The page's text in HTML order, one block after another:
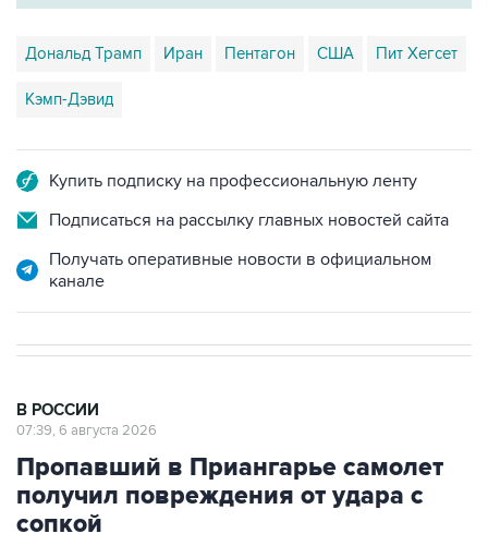
Дональд Трамп Иран Пентагон США Пит Хегсет
Кэмп-Дэвид
Купить подписку на профессиональную ленту
Подписаться на рассылку главных новостей сайта
Получать оперативные новости в официальном
канале
В РОССИИ
07:39, 6 августа 2026
Пропавший в Приангарье самолет
получил повреждения от удара с
сопкой